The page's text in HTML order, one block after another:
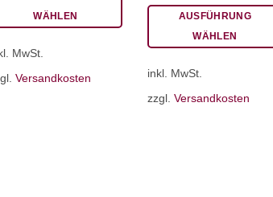
WÄHLEN
MwSt.
Versandkosten
AUSFÜHRUNG
WÄHLEN
Produkt
weist
inkl. MwSt.
zzgl.Versandkosten